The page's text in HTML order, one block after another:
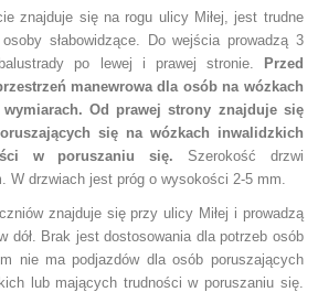
znajduje się na rogu ulicy Miłej, jest trudne
słabowidzące. Do wejścia prowadzą 3
po lewej i prawej stronie. Przed
manewrowa dla osób na wózkach
Od prawej strony znajduje się
się na wózkach inwalidzkich
w poruszaniu się. Szerokość drzwi
W drzwiach jest próg o wysokości 2-5 mm.
znajduje się przy ulicy Miłej i prowadzą
dół. Brak jest dostosowania dla potrzeb osób
nie ma podjazdów dla osób poruszających
lub mających trudności w poruszaniu się.